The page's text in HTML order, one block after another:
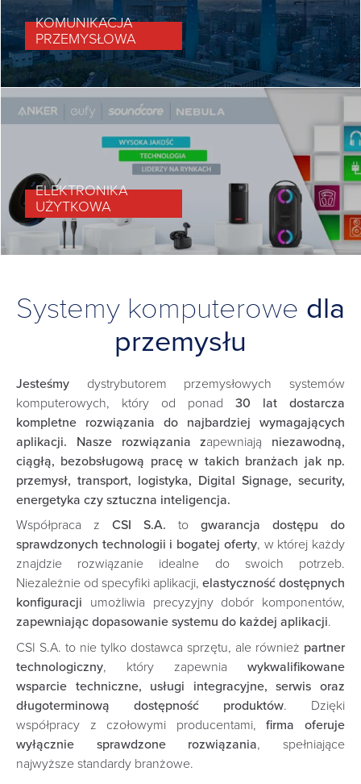
KOMUNIKACJA
PRZEMYSŁOWA
ELEKTRONIKA
UŻYTKOWA
Systemy komputerowe dla
przemysłu
Jesteśmy dystrybutorem przemysłowych systemów
komputerowych, który od ponad 30 lat dostarcza
kompletne rozwiązania do najbardziej wymagających
aplikacji. Nasze rozwiązania zapewniają niezawodną,
ciągłą, bezobsługową pracę w takich branżach jak np.
przemysł, transport, logistyka, Digital Signage, security,
energetyka czy sztuczna inteligencja.
Współpraca z CSI S.A. to gwarancja dostępu do
sprawdzonych technologii i bogatej oferty, w której każdy
znajdzie rozwiązanie idealne do swoich potrzeb.
Niezależnie od specyfiki aplikacji, elastyczność dostępnych
konfiguracji umożliwia precyzyjny dobór komponentów,
zapewniając dopasowanie systemu do każdej aplikacji.
CSI S.A. to nie tylko dostawca sprzętu, ale również partner
technologiczny, który zapewnia wykwalifikowane
wsparcie techniczne, usługi integracyjne, serwis oraz
długoterminową dostępność produktów. Dzięki
współpracy z czołowymi producentami,firma oferuje
wyłącznie sprawdzone rozwiązania, spełniające
najwyższe standardy branżowe.